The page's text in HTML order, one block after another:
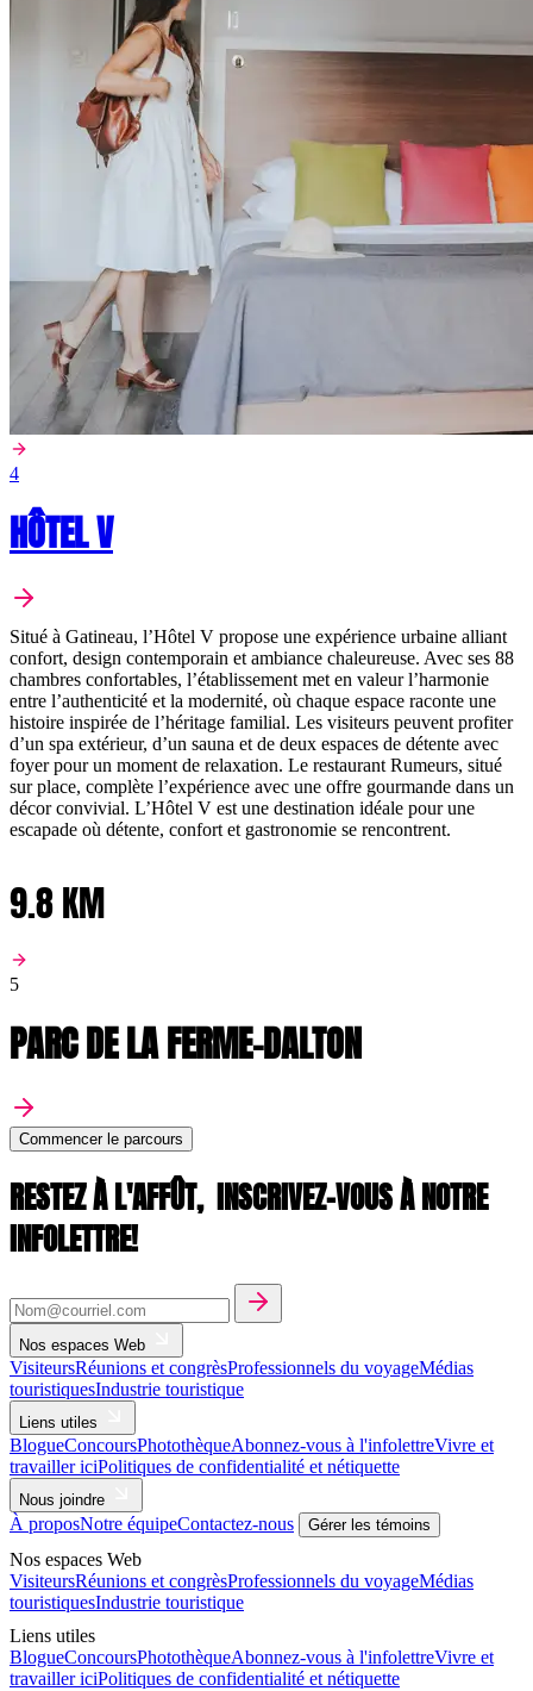
4
HÔTEL V
Situé à Gatineau, l’Hôtel V propose une expérience urbaine alliant
confort, design contemporain et ambiance chaleureuse. Avec ses 88
chambres confortables, l’établissement met en valeur l’harmonie
entre l’authenticité et la modernité, où chaque espace raconte une
histoire inspirée de l’héritage familial. Les visiteurs peuvent profiter
d’un spa extérieur, d’un sauna et de deux espaces de détente avec
foyer pour un moment de relaxation. Le restaurant Rumeurs, situé
sur place, complète l’expérience avec une offre gourmande dans un
décor convivial. L’Hôtel V est une destination idéale pour une
escapade où détente, confort et gastronomie se rencontrent.
9.8 KM
5
PARC DE LA FERME-DALTON
Commencer le parcours
RESTEZ À L'AFFÛT, INSCRIVEZ-VOUS À NOTRE
INFOLETTRE!
Nos espaces Web
VisiteursRéunions et congrèsProfessionnels du voyageMédias
touristiquesIndustrie touristique
Liens utiles
BlogueConcoursPhotothèqueAbonnez-vous à l'infolettreVivre et
travailler iciPolitiques de confidentialité et nétiquette
Nous joindre
À proposNotre équipeContactez-nous Gérer les témoins
Nos espaces Web
VisiteursRéunions et congrèsProfessionnels du voyageMédias
touristiquesIndustrie touristique
Liens utiles
BlogueConcoursPhotothèqueAbonnez-vous à l'infolettreVivre et
travailler iciPolitiques de confidentialité et nétiquette